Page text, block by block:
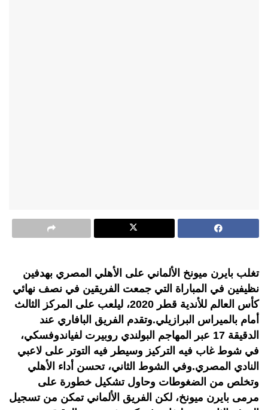
تغلب بايرن ميونخ الألماني على الأهلي المصري بهدفين
نظيفين في المباراة التي جمعت الفريقين في نصف نهائي
كأس العالم للأندية قطر 2020، ليلعب على المركز الثالث
أمام بالميراس البرازيلي.وتقدم الفريق البافاري عند
الدقيقة 17 عبر المهاجم البولندي روبيرت لفياندوفسكي،
في شوط غاب فيه التركيز وسيطر فيه التوتر على لاعبي
النادي المصري.وفي الشوط الثاني، تحسن أداء الأهلي
وتخلص من الضغوطات وحاول تشكيل خطورة على
مرمى بايرن ميونخ، لكن الفريق الألماني تمكن من تسجيل